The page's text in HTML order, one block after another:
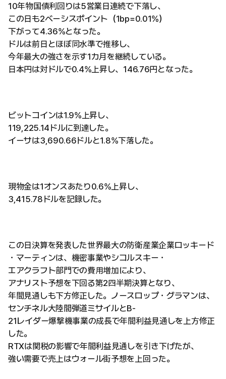
10年物国債利回りは5営業日連続で下落し、
この日も2ベーシスポイント（1bp=0.01%）
下がって4.36%となった。
ドルは前日とほぼ同水準で推移し、
今年最大の強さを示す1カ月を継続している。
日本円は対ドルで0.4%上昇し、146.76円となった。
ビットコインは1.9%上昇し、
119,225.14ドルに到達した。
イーサは3,690.66ドルと1.8%下落した。
現物金は1オンスあたり0.6%上昇し、
3,415.78ドルを記録した。
この日決算を発表した世界最大の防衛産業企業ロッキード
・マーティンは、機密事業やシコルスキー・
エアクラフト部門での費用増加により、
アナリスト予想を下回る第2四半期決算となり、
年間見通しも下方修正した。ノースロップ・グラマンは、
センチネル大陸間弾道ミサイルとB-
21レイダー爆撃機事業の成長で年間利益見通しを上方修正
した。
RTXは関税の影響で年間利益見通しを引き下げたが、
強い需要で売上はウォール街予想を上回った。